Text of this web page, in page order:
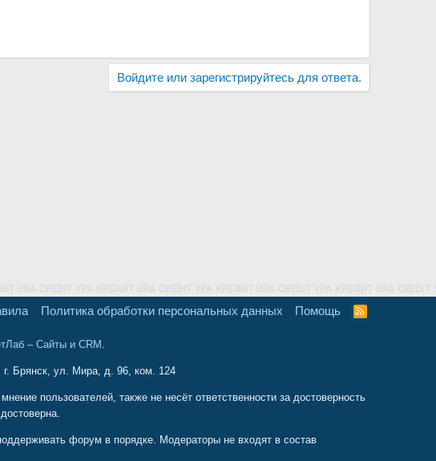
Войдите или зарегистрируйтесь для ответа.
Политика обработки персональных данных Помощь
– Сайты и CRM.
Брянск, ул. Мира, д. 96, ком. 124
пользователей, также не несёт ответственности за достоверность
форум в порядке. Модераторы не входят в состав